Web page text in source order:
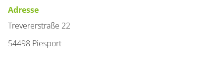
Adresse
Trevererstraße 22
54498 Piesport